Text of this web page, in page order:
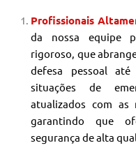
Profissionais
da nossa equipe
rigoroso, que
defesa pessoal
situações de
atualizados com as
garantindo que
segurança de alta